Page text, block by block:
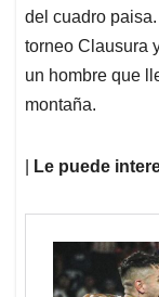
del cuadro
torneo Clausura
un hombre que
montaña.
Le puede